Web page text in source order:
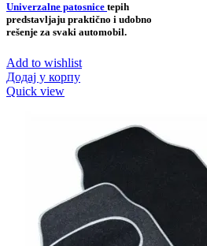
Univerzalne patosnice tepih
predstavljaju praktično i udobno
rešenje za svaki automobil.
Add to wishlist
Додај у корпу
Quick view